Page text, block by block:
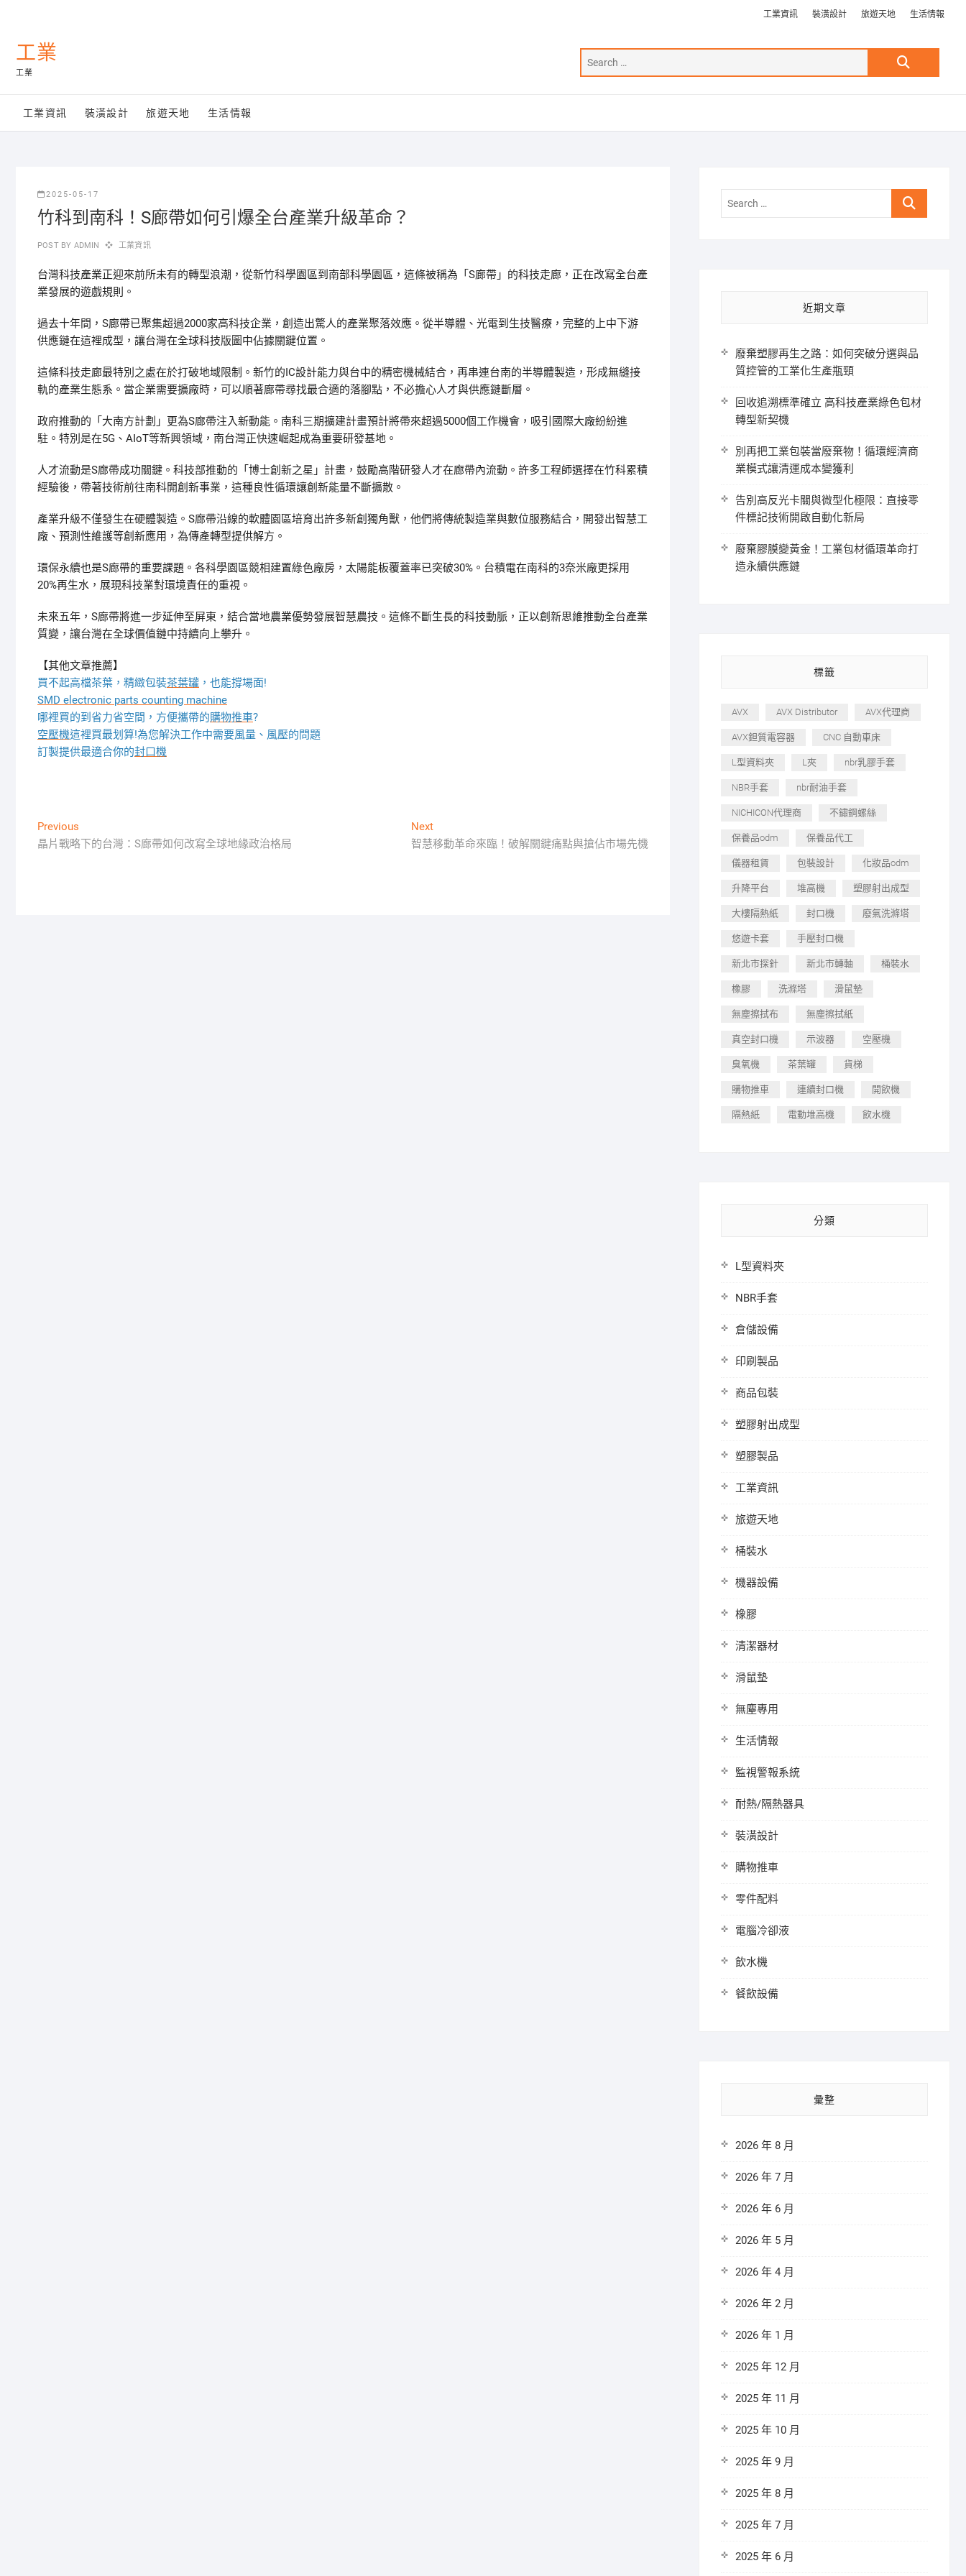
content
工業資訊 裝潢設計 旅遊天地 生活情報
工業
工業
Search
工業資訊 裝潢設計 旅遊天地 生活情報
2025-05-17
竹科到南科！S廊帶如何引爆全台產業升級革命？
POST BY ADMIN 工業資訊
台灣科技產業正迎來前所未有的轉型浪潮，從新竹科學園區到南部科學園區，這條被稱為「S廊帶」的科技走廊，正在改寫全台產
業發展的遊戲規則。
過去十年間，S廊帶已聚集超過2000家高科技企業，創造出驚人的產業聚落效應。從半導體、光電到生技醫療，完整的上中下游
供應鏈在這裡成型，讓台灣在全球科技版圖中佔據關鍵位置。
這條科技走廊最特別之處在於打破地域限制。新竹的IC設計能力與台中的精密機械結合，再串連台南的半導體製造，形成無縫接
軌的產業生態系。當企業需要擴廠時，可以順著廊帶尋找最合適的落腳點，不必擔心人才與供應鏈斷層。
政府推動的「大南方計劃」更為S廊帶注入新動能。南科三期擴建計畫預計將帶來超過5000個工作機會，吸引國際大廠紛紛進
駐。特別是在5G、AIoT等新興領域，南台灣正快速崛起成為重要研發基地。
人才流動是S廊帶成功關鍵。科技部推動的「博士創新之星」計畫，鼓勵高階研發人才在廊帶內流動。許多工程師選擇在竹科累積
經驗後，帶著技術前往南科開創新事業，這種良性循環讓創新能量不斷擴散。
產業升級不僅發生在硬體製造。S廊帶沿線的軟體園區培育出許多新創獨角獸，他們將傳統製造業與數位服務結合，開發出智慧工
廠、預測性維護等創新應用，為傳產轉型提供解方。
環保永續也是S廊帶的重要課題。各科學園區競相建置綠色廠房，太陽能板覆蓋率已突破30%。台積電在南科的3奈米廠更採用
20%再生水，展現科技業對環境責任的重視。
未來五年，S廊帶將進一步延伸至屏東，結合當地農業優勢發展智慧農技。這條不斷生長的科技動脈，正以創新思維推動全台產業
質變，讓台灣在全球價值鏈中持續向上攀升。
【其他文章推薦】
買不起高檔茶葉，精緻包裝茶葉罐 ，也能撐場面!
SMD electronic parts counting machine
哪裡買的到省力省空間，方便攜帶的購物推車?
空壓機這裡買最划算!為您解決工作中需要風量、風壓的問題
訂製提供最適合你的封口機
文
章
Previous
post:
晶片戰略下的台灣：S廊帶如何改寫全球地緣政治格局
NextNext
post:
智慧移動革命來臨！破解關鍵痛點與搶佔市場先機
Search
近期文章
廢棄塑膠再生之路：如何突破分選與品
質控管的工業化生產瓶頸
回收追溯標準確立 高科技產業綠色包材
轉型新契機
別再把工業包裝當廢棄物！循環經濟商
業模式讓清運成本變獲利
告別高反光卡關與微型化極限：直接零
件標記技術開啟自動化新局
廢棄膠膜變黃金！工業包材循環革命打
造永續供應鏈
標籤
AVX AVX Distributor AVX代理商
AVX鉭質電容器 CNC 自動車床
L型資料夾 L夾 nbr乳膠手套
NBR手套 nbr耐油手套
NICHICON代理商 不鏽鋼螺絲
保養品odm 保養品代工
儀器租賃 包裝設計 化妝品odm
升降平台 堆高機 塑膠射出成型
大樓隔熱紙 封口機 廢氣洗滌塔
悠遊卡套 手壓封口機
新北市探針 新北市轉軸 桶裝水
橡膠 洗滌塔 滑鼠墊
無塵擦拭布 無塵擦拭紙
真空封口機 示波器 空壓機
臭氧機 茶葉罐 貨梯
購物推車 連續封口機 開飲機
隔熱紙 電動堆高機 飲水機
分類
L型資料夾
NBR手套
倉儲設備
印刷製品
商品包裝
塑膠射出成型
塑膠製品
工業資訊
旅遊天地
桶裝水
機器設備
橡膠
清潔器材
滑鼠墊
無塵專用
生活情報
監視警報系統
耐熱/隔熱器具
裝潢設計
購物推車
零件配料
電腦冷卻液
飲水機
餐飲設備
彙整
2026 年 8 月
2026 年 7 月
2026 年 6 月
2026 年 5 月
2026 年 4 月
2026 年 2 月
2026 年 1 月
2025 年 12 月
2025 年 11 月
2025 年 10 月
2025 年 9 月
2025 年 8 月
2025 年 7 月
2025 年 6 月